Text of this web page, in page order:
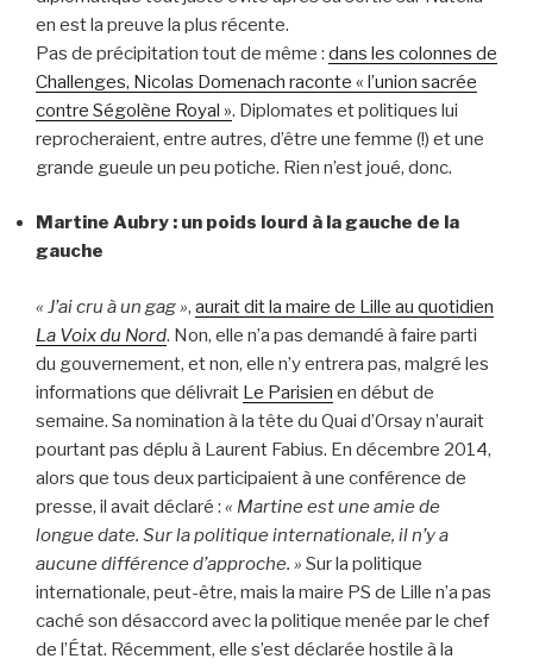
en est la preuve la plus récente.
Pas de précipitation tout de même : dans les colonnes de
Challenges, Nicolas Domenach raconte « l’union sacrée
contre Ségolène Royal ». Diplomates et politiques lui
reprocheraient, entre autres, d’être une femme (!) et une
grande gueule un peu potiche. Rien n’est joué, donc.
Martine Aubry : un poids lourd à la gauche de la
gauche
« J’ai cru à un gag », aurait dit la maire de Lille au quotidien
La Voix du Nord. Non, elle n’a pas demandé à faire parti
du gouvernement, et non, elle n’y entrera pas, malgré les
informations que délivrait Le Parisien en début de
semaine. Sa nomination à la tête du Quai d’Orsay n’aurait
pourtant pas déplu à Laurent Fabius. En décembre 2014,
alors que tous deux participaient à une conférence de
presse, il avait déclaré : « Martine est une amie de
longue date. Sur la politique internationale, il n’y a
aucune différence d’approche. » Sur la politique
internationale, peut-être, mais la maire PS de Lille n’a pas
caché son désaccord avec la politique menée par le chef
de l’État. Récemment, elle s’est déclarée hostile à la